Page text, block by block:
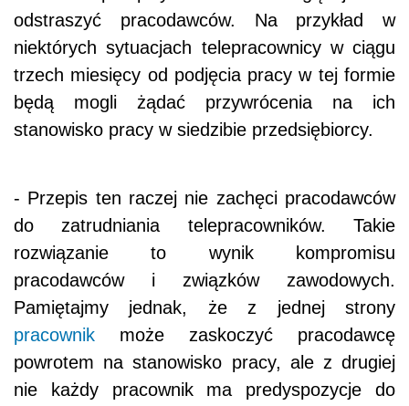
odstraszyć pracodawców. Na przykład w
niektórych sytuacjach telepracownicy w ciągu
trzech miesięcy od podjęcia pracy w tej formie
będą mogli żądać przywrócenia na ich
stanowisko pracy w siedzibie przedsiębiorcy.
- Przepis ten raczej nie zachęci pracodawców
do zatrudniania telepracowników. Takie
rozwiązanie to wynik kompromisu
pracodawców i związków zawodowych.
Pamiętajmy jednak, że z jednej strony
pracownik może zaskoczyć pracodawcę
powrotem na stanowisko pracy, ale z drugiej
nie każdy pracownik ma predyspozycje do